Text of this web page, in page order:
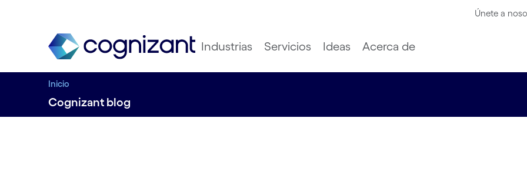
Únete a
Industrias Servicios Ideas Acerca de
Inicio
Cognizant blog